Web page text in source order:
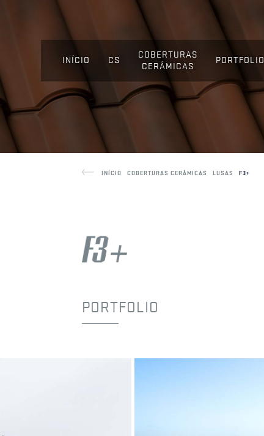
INÍCIO CS
COBERTURAS
CERÂMICAS
PORTFOLIO
INÍCIO COBERTURAS CERÂMICAS LUSAS F3+
PORTFOLIO